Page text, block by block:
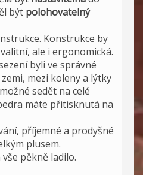
být polohovatelný
Konstrukce by
ale i ergonomická.
byli ve správné
mezi koleny a lýtky
sedět na celé
máte přitisknutá na
příjemné a prodyšné
plusem.
vše pěkně ladilo.